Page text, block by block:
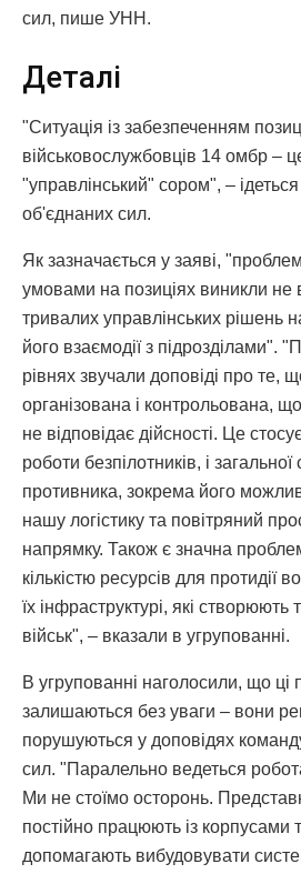
сил, пише УНН.
Деталі
"Ситуація із забезпеченням
військовослужбовців 14 омбр –
"управлінський" сором", –
об'єднаних сил.
Як зазначається у заяві,
умовами на позиціях виникли не
тривалих управлінських рішень
його взаємодії з підрозділами".
рівнях звучали доповіді про те,
організована і контрольована,
не відповідає дійсності. Це
роботи безпілотників, і
противника, зокрема його
нашу логістику та повітряний
напрямку. Також є значна
кількістю ресурсів для протидії
їх інфраструктурі, які
військ", – вказали в угрупованні.
В угрупованні наголосили, що ці
залишаються без уваги – вони
порушуються у доповідях
сил. "Паралельно ведеться
Ми не стоїмо осторонь.
постійно працюють із корпусами
допомагають вибудовувати